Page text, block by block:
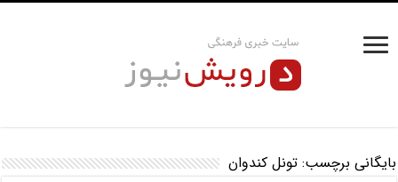
بایگانی برچسب:تونل کندوان